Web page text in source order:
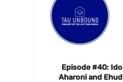
Episode #40: Ido
Aharoni and Ehud